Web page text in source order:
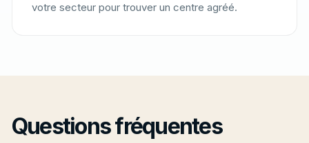
votre secteur pour trouver un centre agréé.
Questions fréquentes